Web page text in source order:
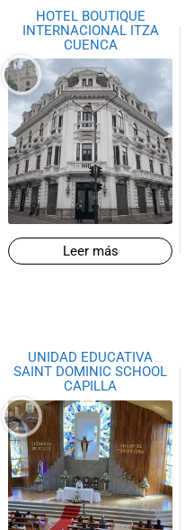
y
de la
una
gama
mejores
del
bajos
y
las
HOTEL BOUTIQUE
INTERNACIONAL ITZA
CUENCA
Leer más
UNIDAD EDUCATIVA
SAINT DOMINIC SCHOOL
CAPILLA